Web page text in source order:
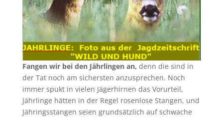
Fangen wir bei den Jährlingen an, denn die sind in
der Tat noch am sichersten anzusprechen. Noch
immer spukt in vielen Jägerhirnen das Vorurteil,
Jährlinge hätten in der Regel rosenlose Stangen, und
Jähringsstangen seien grundsätzlich auf schwache